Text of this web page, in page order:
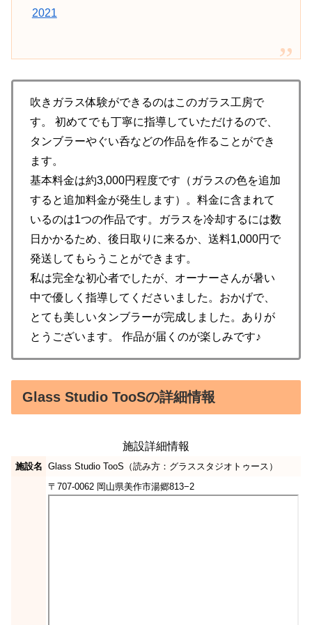
2021
吹きガラス体験ができるのはこのガラス工房で
す。 初めてでも丁寧に指導していただけるので、
タンブラーやぐい呑などの作品を作ることができ
ます。
基本料金は約3,000円程度です（ガラスの色を追加
すると追加料金が発生します）。料金に含まれて
いるのは1つの作品です。ガラスを冷却するには数
日かかるため、後日取りに来るか、送料1,000円で
発送してもらうことができます。
私は完全な初心者でしたが、オーナーさんが暑い
中で優しく指導してくださいました。おかげで、
とても美しいタンブラーが完成しました。ありが
とうございます。 作品が届くのが楽しみです♪
Glass Studio TooSの詳細情報
施設詳細情報
施設名 Glass Studio TooS（読み方：グラススタジオトゥース）
〒707-0062 岡山県美作市湯郷813−2